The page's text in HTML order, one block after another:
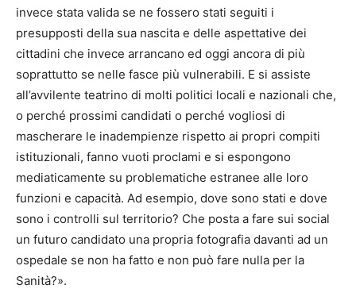
invece stata valida se ne fossero stati seguiti i
presupposti della sua nascita e delle aspettative dei
cittadini che invece arrancano ed oggi ancora di più
soprattutto se nelle fasce più vulnerabili. E si assiste
all’avvilente teatrino di molti politici locali e nazionali che,
o perché prossimi candidati o perché vogliosi di
mascherare le inadempienze rispetto ai propri compiti
istituzionali, fanno vuoti proclami e si espongono
mediaticamente su problematiche estranee alle loro
funzioni e capacità. Ad esempio, dove sono stati e dove
sono i controlli sul territorio? Che posta a fare sui social
un futuro candidato una propria fotografia davanti ad un
ospedale se non ha fatto e non può fare nulla per la
Sanità?».